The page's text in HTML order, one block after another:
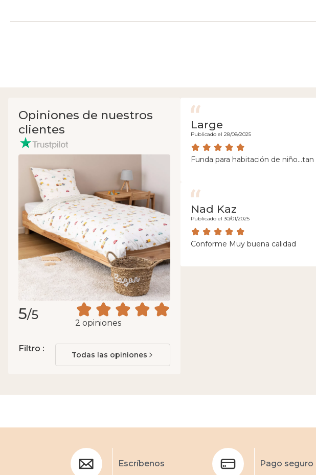
Opiniones de nuestros
clientes
5/5
2 opiniones
Filtro :
Todas las opiniones
Large
Publicado el 28/08/2025
Funda para habitación de
Nad Kaz
Publicado el 30/01/2025
Conforme Muy buena calidad
Escríbenos Pago seguro